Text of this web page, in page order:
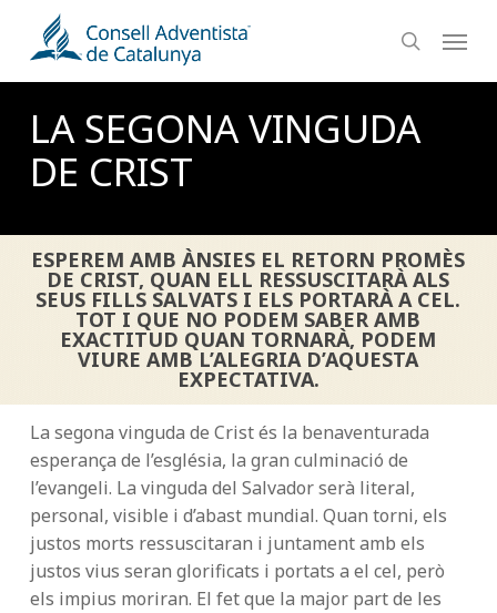
main
search
Menu
LA SEGONA VINGUDA
DE CRIST
ESPEREM AMB ÀNSIES EL RETORN PROMÈS
DE CRIST, QUAN ELL RESSUSCITARÀ ALS
SEUS FILLS SALVATS I ELS PORTARÀ A CEL.
TOT I QUE NO PODEM SABER AMB
EXACTITUD QUAN TORNARÀ, PODEM
VIURE AMB L’ALEGRIA D’AQUESTA
EXPECTATIVA.
La segona vinguda de Crist és la benaventurada
esperança de l’església, la gran culminació de
l’evangeli. La vinguda del Salvador serà literal,
personal, visible i d’abast mundial. Quan torni, els
justos morts ressuscitaran i juntament amb els
justos vius seran glorificats i portats a el cel, però
els impius moriran. El fet que la major part de les